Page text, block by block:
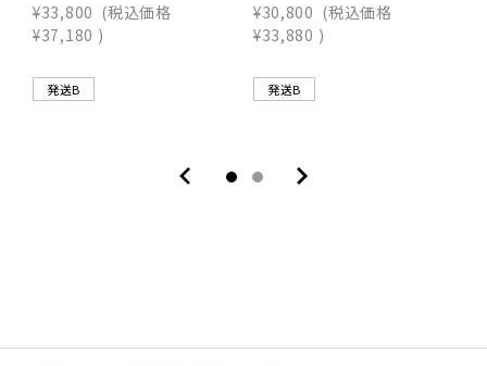
¥33,800 (税込価格
¥37,180 )
発送B
¥30,800 (税込価格
¥33,880 )
発送B